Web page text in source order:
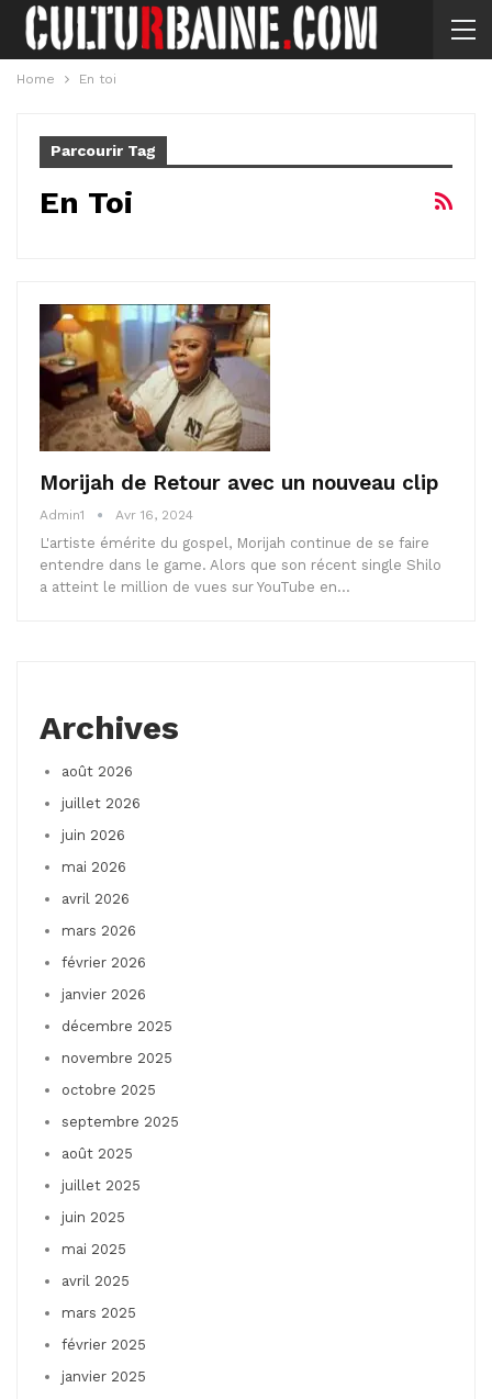
Home En toi
Parcourir Tag
En Toi
Morijah de Retour avec un nouveau clip
Admin1 Avr 16, 2024
L'artiste émérite du gospel, Morijah continue de se faire
entendre dans le game. Alors que son récent single Shilo
a atteint le million de vues sur YouTube en…
Archives
août 2026
juillet 2026
juin 2026
mai 2026
avril 2026
mars 2026
février 2026
janvier 2026
décembre 2025
novembre 2025
octobre 2025
septembre 2025
août 2025
juillet 2025
juin 2025
mai 2025
avril 2025
mars 2025
février 2025
janvier 2025